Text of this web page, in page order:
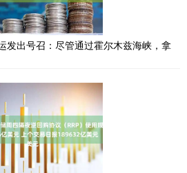
发出号召：尽管通过霍尔木兹海峡，拿